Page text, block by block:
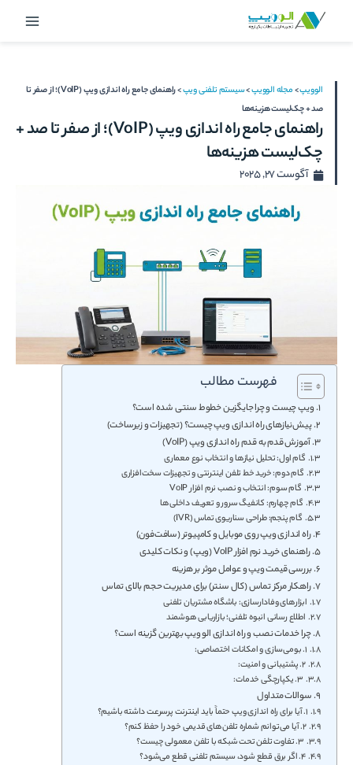
Main
الوویپ>مجله الوویپ>سیستم تلفنی ویپ>
راهنمای جامع راه اندازی ویپ (VoIP)؛ از صفر تا
صد + چک‌لیست هزینه‌ها
راهنمای جامع راه اندازی ویپ (VoIP)؛ از صفر تا صد +
چک‌لیست هزینه‌ها
آگوست 27, 2025
فهرست مطالب
ویپ چیست و چرا جایگزین خطوط سنتی شده است؟
پیش‌نیازهای راه اندازی ویپ چیست؟ (تجهیزات و زیرساخت)
آموزش قدم به قدم راه اندازی ویپ (VoIP)
گام اول: تحلیل نیازها و انتخاب نوع معماری
گام دوم: خرید خط تلفن اینترنتی و تجهیزات سخت‌افزاری
گام سوم: انتخاب و نصب نرم افزار VoIP
گام چهارم: کانفیگ سرور و تعریف داخلی‌ها
گام پنجم: طراحی سناریوی تماس (IVR)
راه اندازی ویپ روی موبایل و کامپیوتر (سافت‌فون)
راهنمای خرید نرم افزار VoIP (ویپ) و نکات کلیدی
بررسی قیمت ویپ و عوامل موثر بر هزینه
راهکار مرکز تماس (کال سنتر) برای مدیریت حجم بالای تماس
ابزارهای وفادارسازی: باشگاه مشتریان تلفنی
اطلاع رسانی انبوه تلفنی؛ بازاریابی هوشمند
چرا خدمات نصب و راه اندازی الو ویپ بهترین گزینه است؟
۱. بومی‌سازی و امکانات اختصاصی:
۲. پشتیبانی و امنیت:
۳. یکپارچگی خدمات:
سوالات متداول
۱. آیا برای راه اندازی ویپ حتماً باید اینترنت پرسرعت داشته باشیم؟
۲. آیا می‌توانم شماره تلفن‌های قدیمی خود را حفظ کنم؟
۳. تفاوت تلفن تحت شبکه با تلفن معمولی چیست؟
۴. اگر برق قطع شود، سیستم تلفنی قطع می‌شود؟